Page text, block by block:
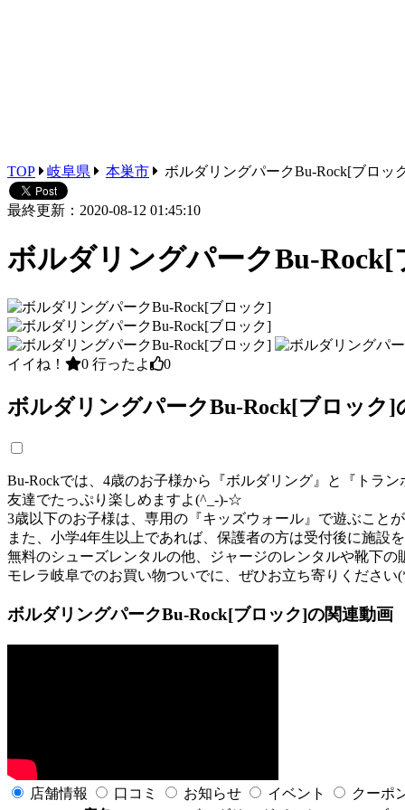
TOP 岐阜県 本巣市 ボルダリングパークBu-Rock[ブロッ
最終更新：2020-08-12 01:45:10
ボルダリングパークBu-Rock[
イイね！ 0 行ったよ 0
ボルダリングパークBu-Rock[ブロック]
Bu-Rockでは、4歳のお子様から『ボルダリング』と『トラ
友達でたっぷり楽しめますよ(^_-)-☆
3歳以下のお子様は、専用の『キッズウォール』で遊ぶこと
また、小学4年生以上であれば、保護者の方は受付後に施設
無料のシューズレンタルの他、ジャージのレンタルや靴下の
モレラ岐阜でのお買い物ついでに、ぜひお立ち寄りくださ
ボルダリングパークBu-Rock[ブロック]の関連動画
店舗情報 口コミ お知らせ イベント
クーポ